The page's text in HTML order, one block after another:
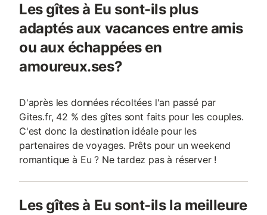
Les gîtes à Eu sont-ils plus
adaptés aux vacances entre amis
ou aux échappées en
amoureux.ses?
D'après les données récoltées l'an passé par
Gites.fr, 42 % des gîtes sont faits pour les couples.
C'est donc la destination idéale pour les
partenaires de voyages. Prêts pour un weekend
romantique à Eu ? Ne tardez pas à réserver !
Les gîtes à Eu sont-ils la meilleure